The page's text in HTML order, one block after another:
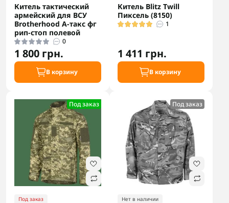
Китель тактический
армейский для ВСУ
Brotherhood A-такс фг
рип-стоп полевой
0
1 800 грн.
В корзину
Китель Blitz Twill
Пиксель (8150)
1
1 411 грн.
В корзину
Под заказ
Под заказ
Под заказ
Нет в наличии